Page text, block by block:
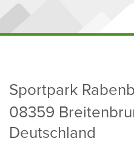
Sport­park
08359
Deutsch­land